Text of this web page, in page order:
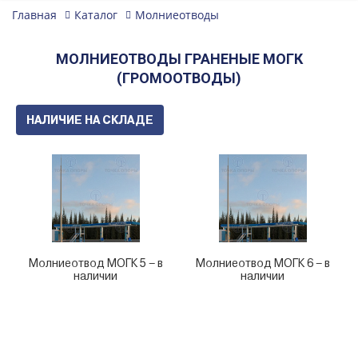
Главная Каталог Молниеотводы
МОЛНИЕОТВОДЫ ГРАНЕНЫЕ МОГК
(ГРОМООТВОДЫ)
НАЛИЧИЕ НА СКЛАДЕ
Молниеотвод МОГК 5 – в
наличии
Молниеотвод МОГК 6 – в
наличии